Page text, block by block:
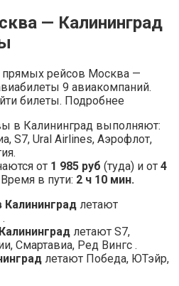
— Калининград
прямых рейсов Москва —
9 авиа­компаний.
билеты. Подробнее
в Калининград выполняют:
S7, Ural Airlines, Аэрофлот,
от 1 985 руб (туда) и от 4
в пути: 2 ч 10 мин.
летают
летают S7,
Смартавиа, Ред Вингс .
летают Победа, ЮТэйр,